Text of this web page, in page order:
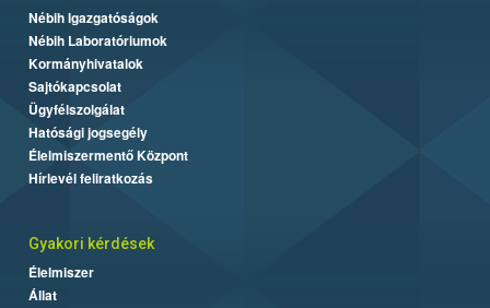
Nébih Igazgatóságok
Nébih Laboratóriumok
Kormányhivatalok
Sajtókapcsolat
Ügyfélszolgálat
Hatósági jogsegély
Élelmiszermentő Központ
Hírlevél feliratkozás
Gyakori kérdések
Élelmiszer
Állat